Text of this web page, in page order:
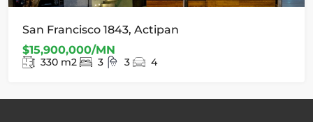
San Francisco 1843, Actipan
$15,900,000/MN
330 m2 3 3 4